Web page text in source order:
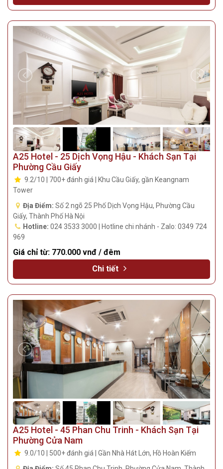
A25 Hotel - 25 Dịch Vọng Hậu - Khách Sạn Tại
Phường Cầu Giấy
9.2/10 | 700+ đánh giá | Khu Cầu Giấy, gần Keangnam
Tower
Địa Điểm: Số 2 ngõ 25 Phố Dịch Vọng Hậu, Phường Cầu
Giấy, Thành Phố Hà Nội
Hotline: 024 3533 3000 | Hotline chi nhánh - Zalo: 0349 724
969
Giá chỉ từ: 770.000 vnđ / đêm
Chi tiết
A25 Hotel - 45 Phan Chu Trinh - Khách Sạn Tại
Phường Cửa Nam
9.0/10 | 500+ đánh giá | Gần Nhà Hát Lớn, Hồ Hoàn Kiếm